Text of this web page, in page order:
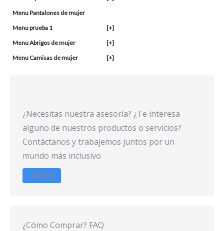
Menu Pantalones de mujer
Menu prueba 1
[+]
Menu Abrigos de mujer
[+]
Menu Camisas de mujer
[+]
¿Necesitas nuestra asesoría? ¿Te interesa
alguno de nuestros productos o servicios?
Contáctanos y trabajemos juntos por un
mundo más inclusivo
Contacto
¿Cómo Comprar? FAQ